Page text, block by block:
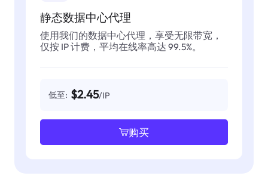
静态数据中心代理
使用我们的数据中心代理，享受无限带宽，
仅按 IP 计费，平均在线率高达 99.5%。
低至: $2.45/IP
购买